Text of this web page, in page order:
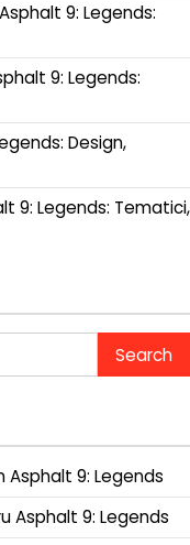
9: Legends:
9: Legends:
Design,
9: Legends: Tematici,
Asphalt 9: Legends
Asphalt 9: Legends